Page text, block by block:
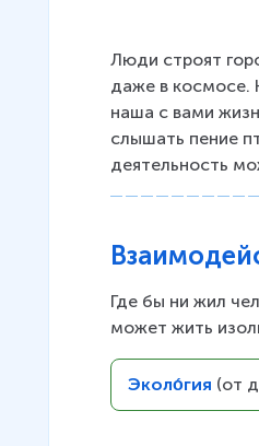
Люди строят
даже в космосе.
наша с вами
слышать пение
деятельность
Где бы ни жил
может жить
Эколо́гия (от